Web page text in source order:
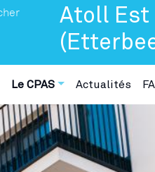
Atoll Est
Le CPAS Actualités